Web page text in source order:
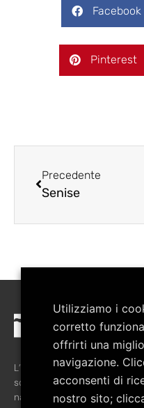
Facebook
Pinterest
Precedente
Senise
L’associazione è stata
scopo di favorire la crescita
nazionale del Pollino.
Utilizziamo i
corretto
offrirti una
navigazione.
acconsenti di
nostro sito;